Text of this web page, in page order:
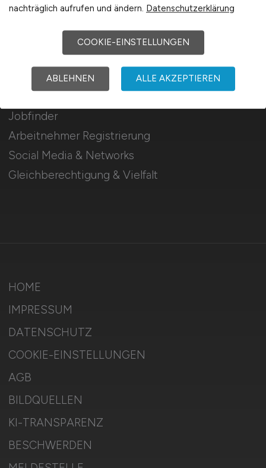
Für Arbeitnehmer
Jobfinder
Arbeitnehmer Registrierung
Social Media & Networks
Gleichberechtigung & Vielfalt
Karrierenetzwerk
HOME
IMPRESSUM
DATENSCHUTZ
COOKIE-EINSTELLUNGEN
AGB
BILDQUELLEN
KI-TRANSPARENZ
BESCHWERDEN
nachträglich aufrufen und ändern. Datenschutzerklärung
COOKIE-EINSTELLUNGEN
ABLEHNEN ALLE AKZEPTIEREN